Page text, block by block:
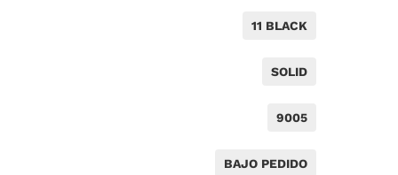
11 BLACK
SOLID
9005
BAJO PEDIDO